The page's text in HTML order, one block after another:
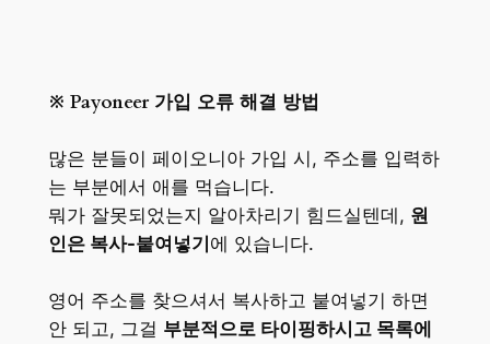
※ Payoneer 가입 오류 해결 방법
많은 분들이 페이오니아 가입 시, 주소를 입력하
는 부분에서 애를 먹습니다.
뭐가 잘못되었는지 알아차리기 힘드실텐데, 원
인은 복사-붙여넣기 에 있습니다.
영어 주소를 찾으셔서 복사하고 붙여넣기 하면
안 되고, 그걸 부분적으로 타이핑하시고 목록에